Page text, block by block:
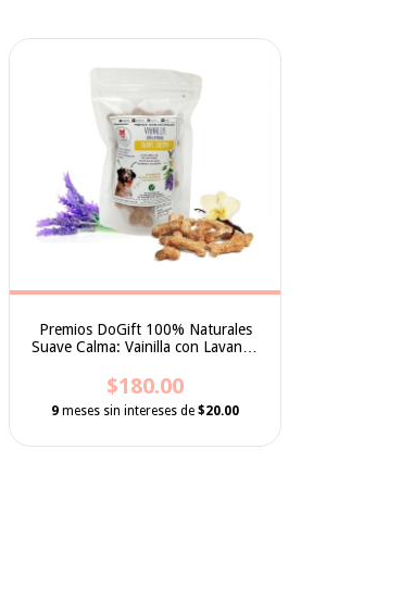
Premios DoGift 100% Naturales
Suave Calma: Vainilla con Lavanda
$180.00
9 meses sin intereses de $20.00